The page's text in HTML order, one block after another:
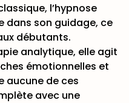
l’hypnose
dans son guidage, ce
débutants.
analytique, elle agit
émotionnelles et
aucune de ces
avec une